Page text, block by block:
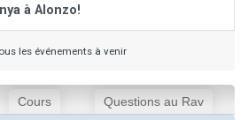
à Alonzo!
les événements à venir
Cours Questions au Rav